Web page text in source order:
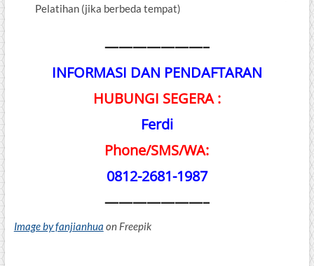
Pelatihan (jika berbeda tempat)
———————–
INFORMASI DAN PENDAFTARAN
HUBUNGI SEGERA :
Ferdi
Phone/SMS/WA:
0812-2681-1987
———————–
Image by fanjianhua on Freepik